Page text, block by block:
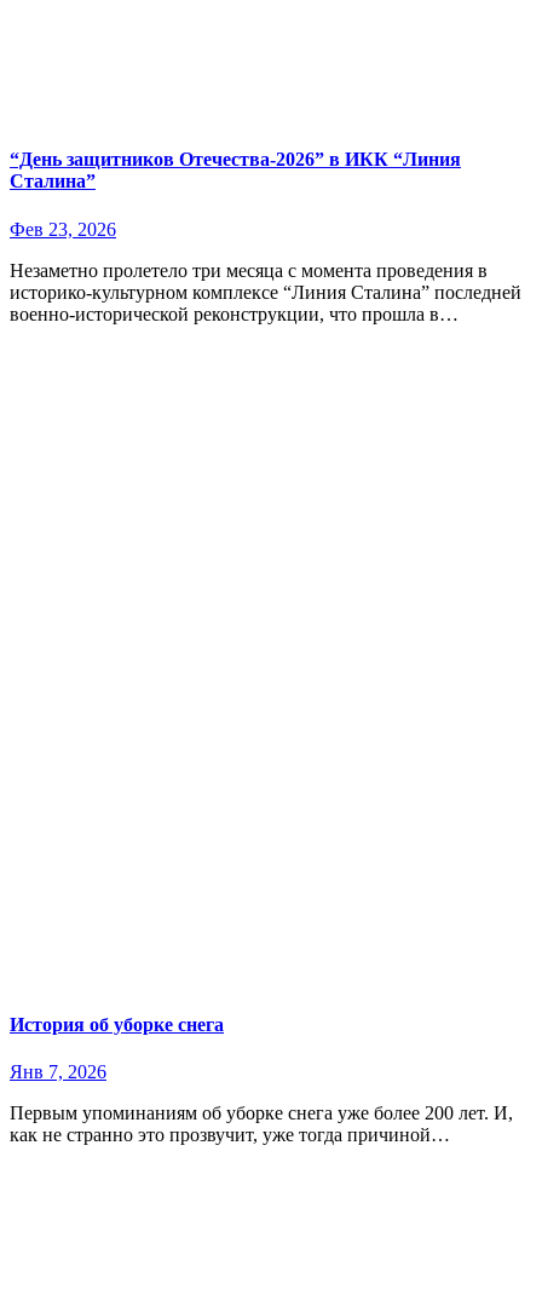
“День защитников Отечества-2026” в ИКК “Линия
Сталина”
Фев 23, 2026
Незаметно пролетело три месяца с момента проведения в
историко-культурном комплексе “Линия Сталина” последней
военно-исторической реконструкции, что прошла в…
История об уборке снега
Янв 7, 2026
Первым упоминаниям об уборке снега уже более 200 лет. И,
как не странно это прозвучит, уже тогда причиной…